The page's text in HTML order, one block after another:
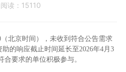
阅读：15110
（北京时间），未收到符合公告需求
的响应截止时间延长至2026年4月3
合要求的单位积极参与。